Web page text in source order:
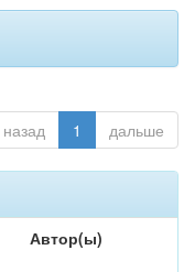
назад 1 дальше
Автор(ы)